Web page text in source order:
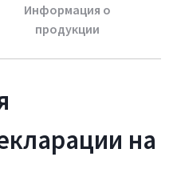
Информация о
продукции
на